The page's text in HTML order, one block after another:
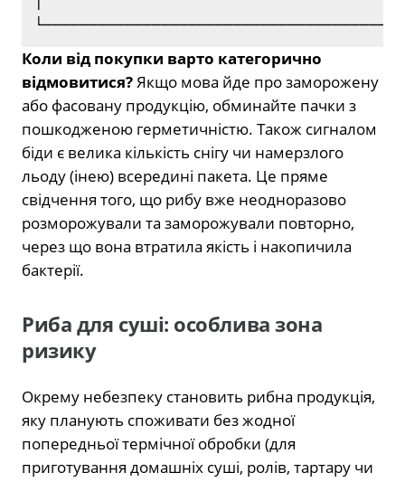
Коли від покупки варто категорично
відмовитися?Якщо мова йде про заморожену
або фасовану продукцію, обминайте пачки з
пошкодженою герметичністю. Також сигналом
біди є велика кількість снігу чи намерзлого
льоду (інею) всередині пакета. Це пряме
свідчення того, що рибу вже неодноразово
розморожували та заморожували повторно,
через що вона втратила якість і накопичила
бактерії.
Риба для суші: особлива зона
ризику
Окрему небезпеку становить рибна продукція,
яку планують споживати без жодної
попередньої термічної обробки (для
приготування домашніх суші, ролів, тартару чи